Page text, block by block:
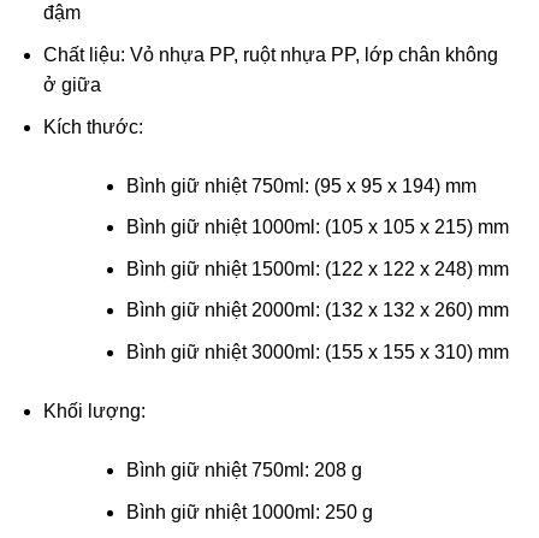
đậm
Chất liệu: Vỏ nhựa PP, ruột nhựa PP, lớp chân không
ở giữa
Kích thước:
Bình giữ nhiệt 750ml: (95 x 95 x 194) mm
Bình giữ nhiệt 1000ml: (105 x 105 x 215) mm
Bình giữ nhiệt 1500ml: (122 x 122 x 248) mm
Bình giữ nhiệt 2000ml: (132 x 132 x 260) mm
Bình giữ nhiệt 3000ml: (155 x 155 x 310) mm
Khối lượng:
Bình giữ nhiệt 750ml: 208 g
Bình giữ nhiệt 1000ml: 250 g